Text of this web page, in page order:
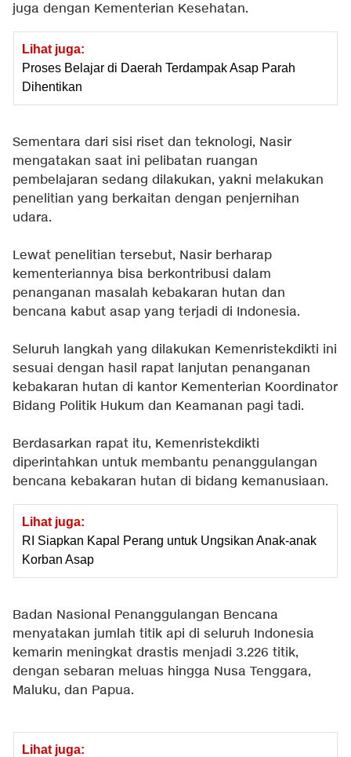
juga dengan Kementerian Kesehatan.
Lihat juga:
Proses Belajar di Daerah Terdampak Asap Parah
Dihentikan
Sementara dari sisi riset dan teknologi, Nasir
mengatakan saat ini pelibatan ruangan
pembelajaran sedang dilakukan, yakni melakukan
penelitian yang berkaitan dengan penjernihan
udara.
Lewat penelitian tersebut, Nasir berharap
kementeriannya bisa berkontribusi dalam
penanganan masalah kebakaran hutan dan
bencana kabut asap yang terjadi di Indonesia.
Seluruh langkah yang dilakukan Kemenristekdikti ini
sesuai dengan hasil rapat lanjutan penanganan
kebakaran hutan di kantor Kementerian Koordinator
Bidang Politik Hukum dan Keamanan pagi tadi.
Berdasarkan rapat itu, Kemenristekdikti
diperintahkan untuk membantu penanggulangan
bencana kebakaran hutan di bidang kemanusiaan.
Lihat juga:
RI Siapkan Kapal Perang untuk Ungsikan Anak-anak
Korban Asap
Badan Nasional Penanggulangan Bencana
menyatakan jumlah titik api di seluruh Indonesia
kemarin meningkat drastis menjadi 3.226 titik,
dengan sebaran meluas hingga Nusa Tenggara,
Maluku, dan Papua.
Lihat juga: